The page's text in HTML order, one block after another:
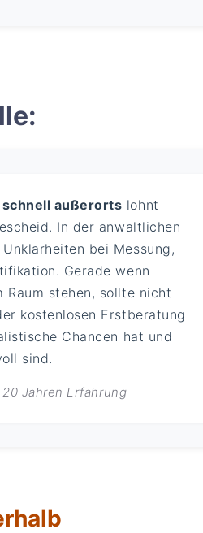
außerorts lohnt
In der anwaltlichen
bei Messung,
Gerade wenn
Raum stehen, sollte nicht
kostenlosen Erstberatung
Chancen hat und
sind.
Jahren Erfahrung